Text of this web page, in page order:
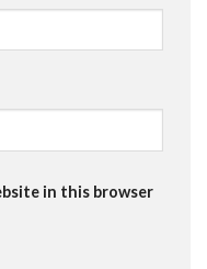
in this browser